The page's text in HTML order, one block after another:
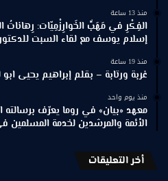
منذ 13 ساعة
الفِكْرِ في مَهَبِّ الخَوارِزْمِيّات: رِهاناتُ
إسلام يوسف مع لقاء السبت
منذ 19 ساعة
غربة ورتابة – بقلم إبراهيم يحيى
منذ يوم واحد
معهد «بيان» في روما يعرّف برسالته
الأئمة والمرشدين لخدمة المسلمين
أخر التعليقات